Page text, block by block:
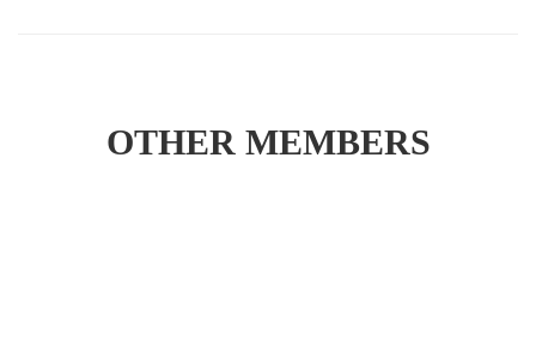
OTHER MEMBERS